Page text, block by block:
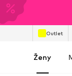
Outlet
Ženy